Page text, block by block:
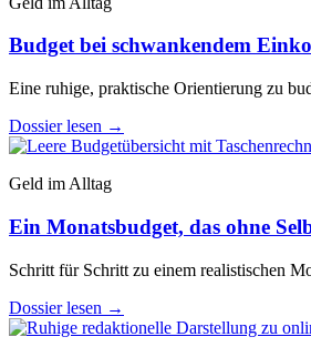
Budget bei schwankendem
Eine ruhige, praktische Orientierung zu
Dossier lesen →
Geld im Alltag
Ein Monatsbudget, das ohne
Schritt für Schritt zu einem realistischen
Dossier lesen →